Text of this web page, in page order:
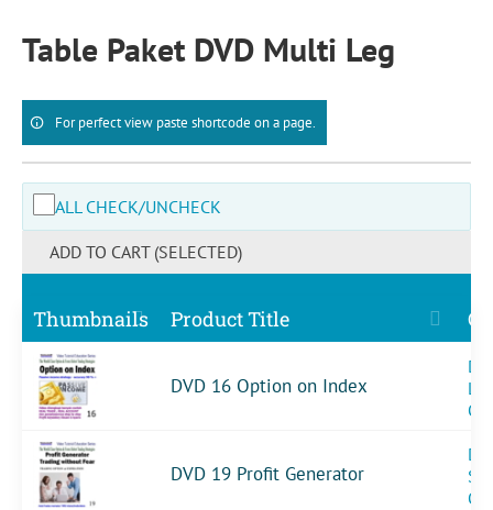
contentTable Paket DVD Multi Leg
For perfect view paste shortcode on a page.
ALL CHECK/UNCHECK
ADD TO CART (SELECTED)
Thumbnails Product Title
DVD 16 Option on Index
Leg
DVD 19 Profit Generator